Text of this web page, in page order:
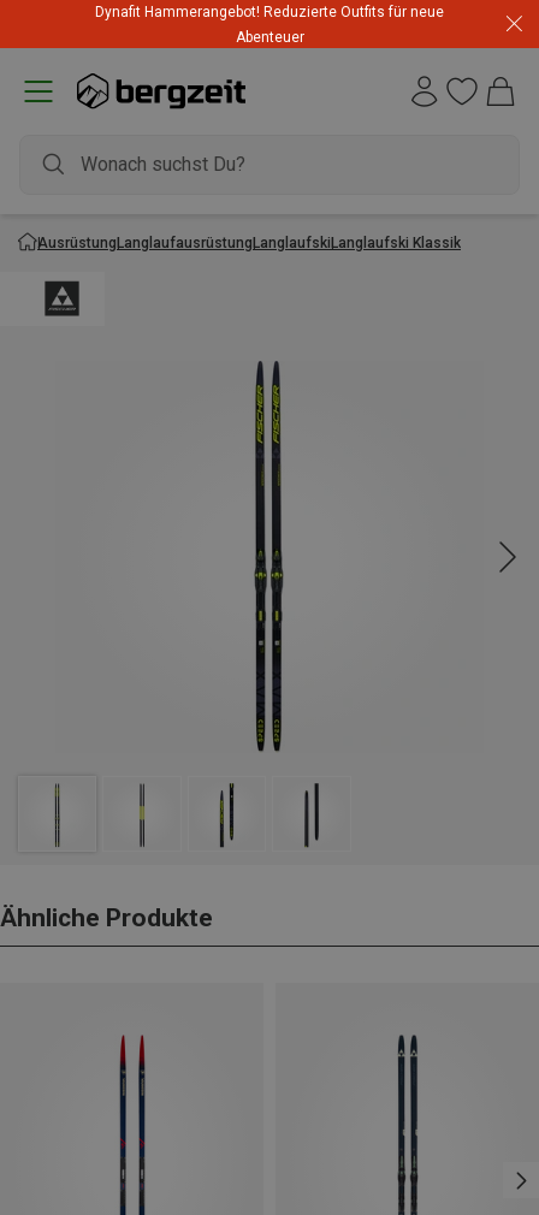
Dynafit Hammerangebot! Reduzierte Outfits für neue
Abenteuer
AusrüstungLanglaufausrüstungLanglaufskiLanglaufski Klassik
Ähnliche Produkte